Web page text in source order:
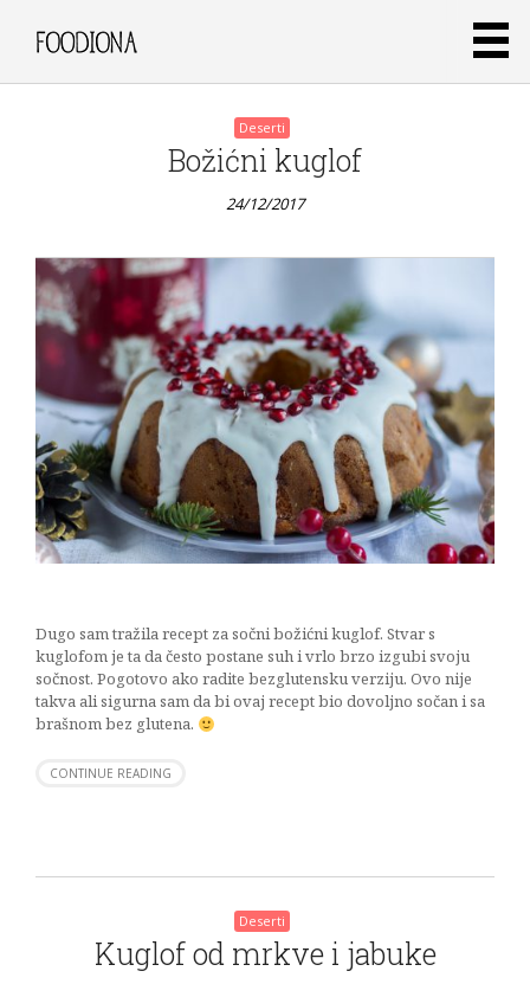
Deserti
Božićni kuglof
24/12/2017
Dugo sam tražila recept za sočni božićni kuglof. Stvar s
kuglofom je ta da često postane suh i vrlo brzo izgubi svoju
sočnost. Pogotovo ako radite bezglutensku verziju. Ovo nije
takva ali sigurna sam da bi ovaj recept bio dovoljno sočan i sa
brašnom bez glutena.
CONTINUE READING
Deserti
Kuglof od mrkve i jabuke